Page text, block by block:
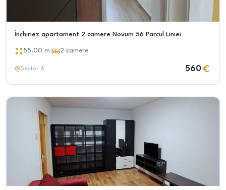
Închiriez apartament 2 camere Novum 56 Parcul Liniei
55.00 m² 2 camere
Sector 6 560